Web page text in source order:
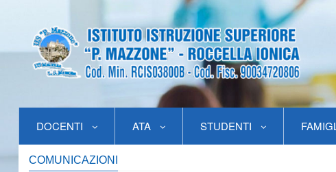
DOCENTI ATA STUDENTI
COMUNICAZIONI